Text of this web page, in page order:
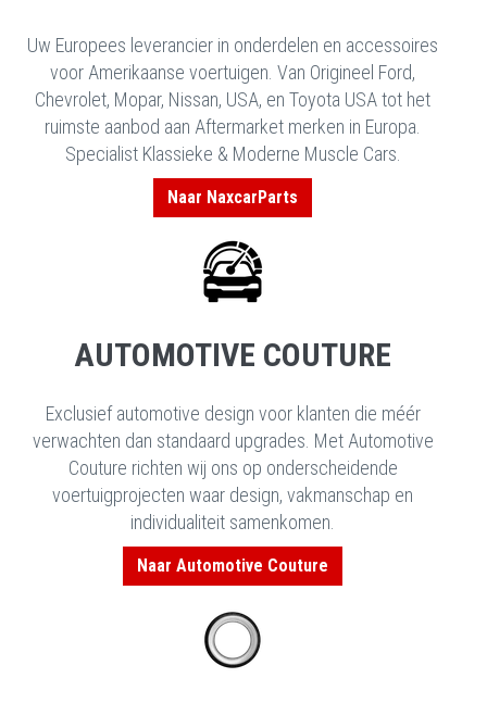
Uw Europees leverancier in onderdelen en accessoires
voor Amerikaanse voertuigen. Van Origineel Ford,
Chevrolet, Mopar, Nissan, USA, en Toyota USA tot het
ruimste aanbod aan Aftermarket merken in Europa.
Specialist Klassieke & Moderne Muscle Cars.
Naar NaxcarParts
AUTOMOTIVE COUTURE
Exclusief automotive design voor klanten die méér
verwachten dan standaard upgrades. Met Automotive
Couture richten wij ons op onderscheidende
voertuigprojecten waar design, vakmanschap en
individualiteit samenkomen.
Naar Automotive Couture